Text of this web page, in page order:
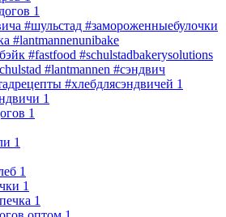
1
#шульстад #замороженныебулочки
#lantmannenunibake
#fastfood #schulstadbakerysolutions
#lantmannen #сэндвич
#хлебдлясэндвичей 1
1
1
1
1
1
1